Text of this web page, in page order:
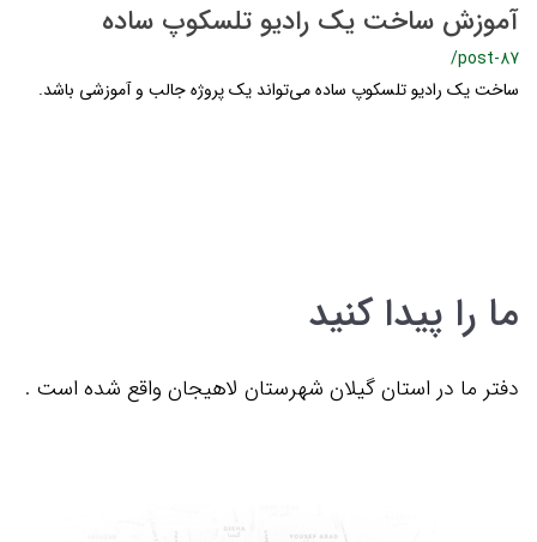
آموزش ساخت یک رادیو تلسکوپ ساده
/post-87
ساخت یک رادیو تلسکوپ ساده می‌تواند یک پروژه جالب و آموزشی باشد.
ما را پیدا کنید
دفتر ما در استان گیلان شهرستان لاهیجان واقع شده است .